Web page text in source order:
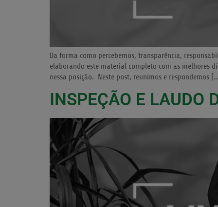
Da forma como percebemos, transparência,
elaborando este material completo com as melhores
nessa posição. Neste post, reunimos e respondemos […]
INSPEÇÃO E LAUDO